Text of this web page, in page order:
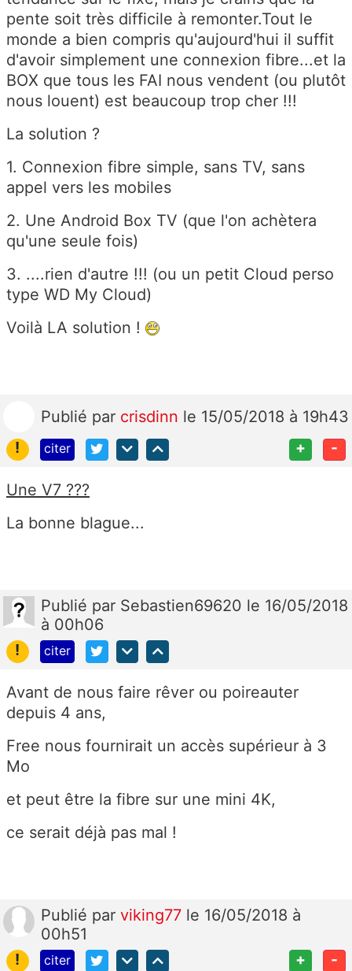
pente soit très difficile à remonter.Tout le
monde a bien compris qu'aujourd'hui il suffit
d'avoir simplement une connexion fibre...et la
BOX que tous les FAI nous vendent (ou plutôt
nous louent) est beaucoup trop cher !!!
La solution ?
1. Connexion fibre simple, sans TV, sans
appel vers les mobiles
2. Une Android Box TV (que l'on achètera
qu'une seule fois)
3. ....rien d'autre !!! (ou un petit Cloud perso
type WD My Cloud)
Voilà LA solution !
Publié par crisdinn le 15/05/2018 à 19h43
!
citer + -
Une V7 ???
La bonne blague...
Publié par Sebastien69620 le 16/05/2018
à 00h06
!
citer
Avant de nous faire rêver ou poireauter
depuis 4 ans,
Free nous fournirait un accès supérieur à 3
Mo
et peut être la fibre sur une mini 4K,
ce serait déjà pas mal !
Publié par viking77 le 16/05/2018 à
00h51
!
citer + -